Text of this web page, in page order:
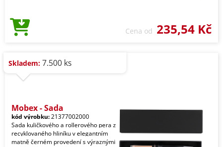
Cena od 235,54 Kč
Skladem: 7.500 ks
Mobex - Sada
kód výrobku:21377002000
Sada kuličkového a rollerového pera z
recyklovaného hliníku v elegantním
matně černém provedení s výraznými